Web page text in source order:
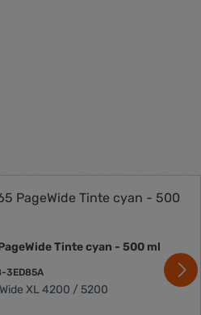
865 PageWide Tinte cyan - 500 ml
3ED85A
für PageWide XL 4200 / 5200